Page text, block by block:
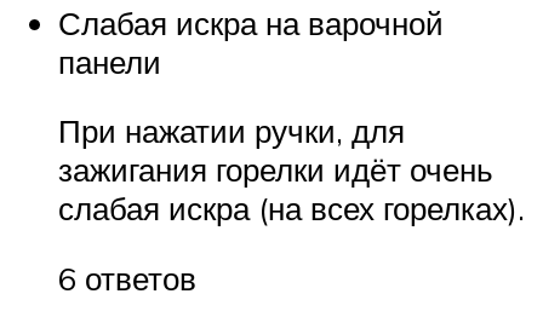
Слабая искра на варочной
панели
При нажатии ручки, для
зажигания горелки идёт очень
слабая искра (на всех горелках).
6 ответов